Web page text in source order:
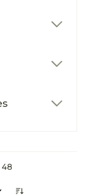
48